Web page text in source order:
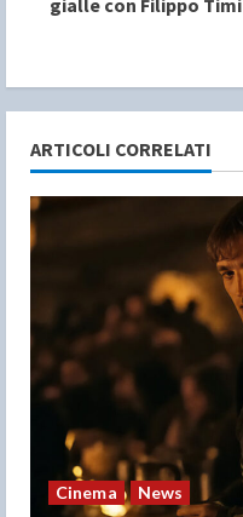
n
e
R
e
d
i
n
g
ARTICOLI CORRELATI
Cinema News